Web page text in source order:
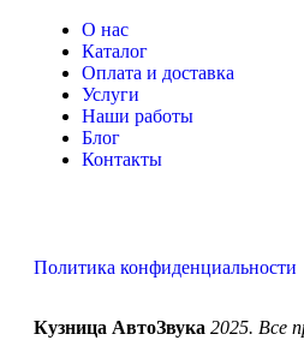
О нас
Каталог
Оплата и доставка
Услуги
Наши работы
Блог
Контакты
Политика конфиденциальности
Кузница АвтоЗвука 2025. Все